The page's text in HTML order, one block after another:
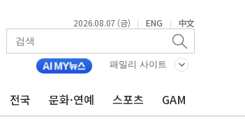
2026.08.07 (금) | ENG | 中文
패밀리 사이트
전국 문화·연예 스포츠 GAM
업 순이익 21% 증가" 전망
검토… 거짓 깃발 작전"
VS 샌디스크·피그마·앱러빈↓
장법 개정 논의"